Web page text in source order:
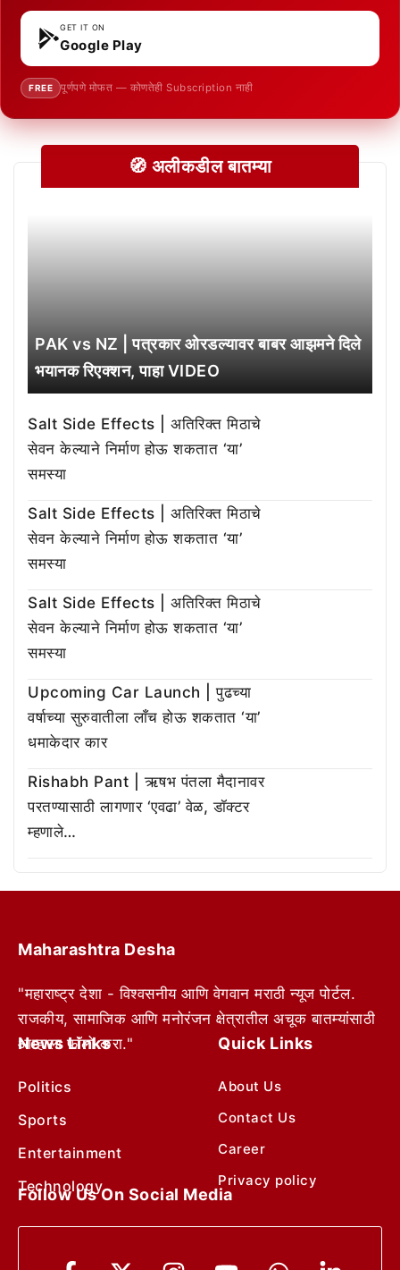
GET IT ON
Google Play
FREE पूर्णपणे मोफत — कोणतेही Subscription नाही
🧭 अलीकडील बातम्या
PAK vs NZ | पत्रकार ओरडल्यावर बाबर आझमने दिले
भयानक रिएक्शन, पाहा VIDEO
Salt Side Effects | अतिरिक्त मिठाचे
सेवन केल्याने निर्माण होऊ शकतात ‘या’
समस्या
Salt Side Effects | अतिरिक्त मिठाचे
सेवन केल्याने निर्माण होऊ शकतात ‘या’
समस्या
Salt Side Effects | अतिरिक्त मिठाचे
सेवन केल्याने निर्माण होऊ शकतात ‘या’
समस्या
Upcoming Car Launch | पुढच्या
वर्षाच्या सुरुवातीला लाँच होऊ शकतात ‘या’
धमाकेदार कार
Rishabh Pant | ऋषभ पंतला मैदानावर
परतण्यासाठी लागणार ‘एवढा’ वेळ, डॉक्टर
म्हणाले…
Maharashtra Desha
"महाराष्ट्र देशा - विश्वसनीय आणि वेगवान मराठी न्यूज पोर्टल.
राजकीय, सामाजिक आणि मनोरंजन क्षेत्रातील अचूक बातम्यांसाठी
आम्हाला फॉलो करा."
News Links
Politics
Sports
Entertainment
Technology
Quick Links
About Us
Contact Us
Career
Privacy policy
Follow Us On Social Media